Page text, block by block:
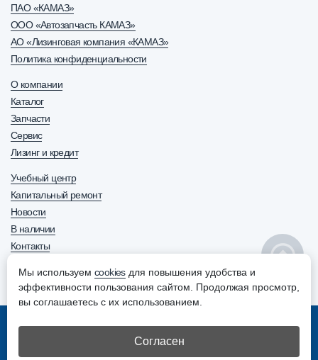
Мы используем cookiesдля повышения удобства и
эффективности пользования сайтом. Продолжая просмотр,
вы соглашаетесь с их использованием.
Согласен
ПАО «КАМАЗ»
ООО «Автозапчасть КАМАЗ»
АО «Лизинговая компания «КАМАЗ»
Политика конфиденциальности
О компании
Каталог
Запчасти
Сервис
Лизинг и кредит
Учебный центр
Капитальный ремонт
Новости
В наличии
Контакты
8 800 600-63-70 +7 (8552) 30-63-70
ОТДЕЛ ПРОДАЖ
© АО “Ремдизель”. Все права защищены
Создание и продвижение сайтов –